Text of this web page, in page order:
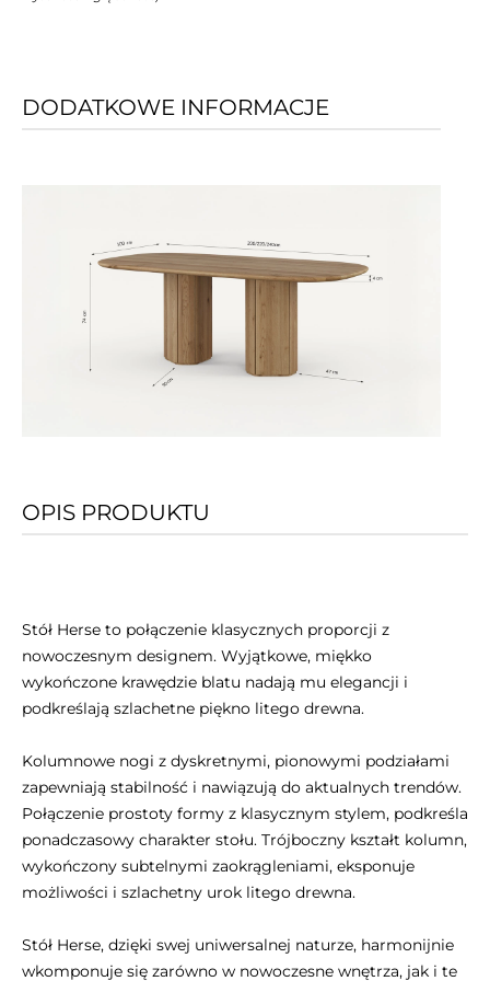
DODATKOWE INFORMACJE
OPIS PRODUKTU
Stół Herse to połączenie klasycznych proporcji z
nowoczesnym designem. Wyjątkowe, miękko
wykończone krawędzie blatu nadają mu elegancji i
podkreślają szlachetne piękno litego drewna.
Kolumnowe nogi z dyskretnymi, pionowymi podziałami
zapewniają stabilność i nawiązują do aktualnych trendów.
Połączenie prostoty formy z klasycznym stylem, podkreśla
ponadczasowy charakter stołu. Trójboczny kształt kolumn,
wykończony subtelnymi zaokrągleniami, eksponuje
możliwości i szlachetny urok litego drewna.
Stół Herse, dzięki swej uniwersalnej naturze, harmonijnie
wkomponuje się zarówno w nowoczesne wnętrza, jak i te